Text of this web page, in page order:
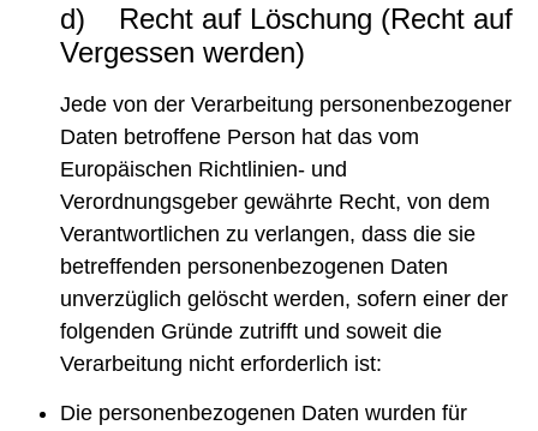
d) Recht auf Löschung (Recht auf
Vergessen werden)
Jede von der Verarbeitung personenbezogener
Daten betroffene Person hat das vom
Europäischen Richtlinien- und
Verordnungsgeber gewährte Recht, von dem
Verantwortlichen zu verlangen, dass die sie
betreffenden personenbezogenen Daten
unverzüglich gelöscht werden, sofern einer der
folgenden Gründe zutrifft und soweit die
Verarbeitung nicht erforderlich ist:
Die personenbezogenen Daten wurden für